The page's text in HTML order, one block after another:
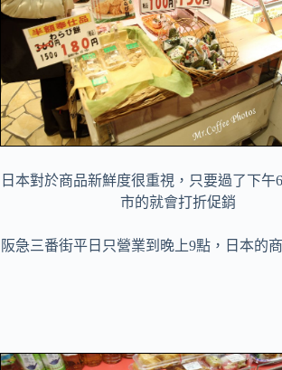
日本對於商品新鮮度很重視，只要過了下午
市的就會打折促銷
阪急三番街平日只營業到晚上9點，日本的